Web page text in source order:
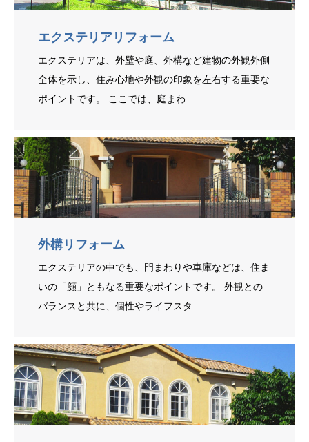
エクステリアリフォーム
エクステリアは、外壁や庭、外構など建物の外観外側
全体を示し、住み心地や外観の印象を左右する重要な
ポイントです。 ここでは、庭まわ…
外構リフォーム
エクステリアの中でも、門まわりや車庫などは、住ま
いの「顔」ともなる重要なポイントです。 外観との
バランスと共に、個性やライフスタ…